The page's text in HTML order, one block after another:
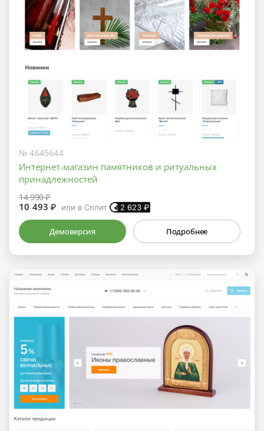
№ 4645644
Интернет-магазин памятников и ритуальных
принадлежностей
14 990 ₽
10 493 ₽ или в Сплит 2 623₽
Демоверсия Подробнее